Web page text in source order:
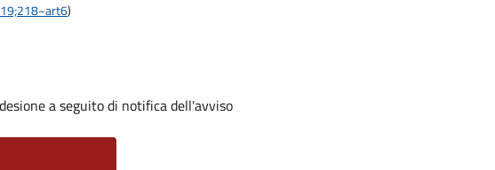
)
a seguito di notifica dell'avviso